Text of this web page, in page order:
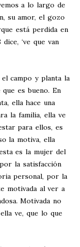
a lo largo de
su amor, el gozo
está perdida en
‘ve que van
campo y planta la
es bueno. En
ella hace una
la familia, ella ve
para ellos, es
la motiva, ella
es la mujer del
la satisfacción
personal, por la
motivada al ver a
Motivada no
ve, que lo que